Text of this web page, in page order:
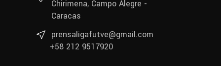
Chirimena, Campo Alegre -
Caracas
prensaligafutve@gmail.com
+58 212 9517920